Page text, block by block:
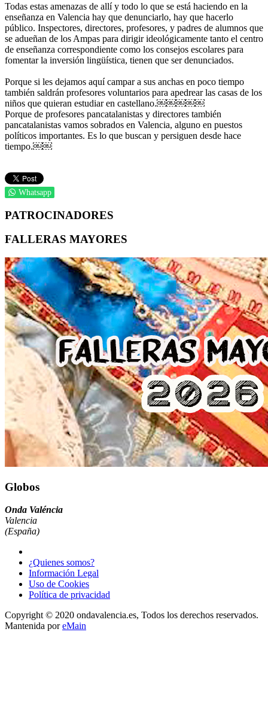
Todas estas amenazas de allí y todo lo que se está haciendo en la
enseñanza en Valencia hay que denunciarlo, hay que hacerlo
público. Inspectores, directores, profesores, y padres de alumnos que
se adueñan de los Ampas para dirigir ideológicamente tanto el centro
de enseñanza correspondiente como los consejos escolares para
fomentar la inversión lingüística, tienen que ser denunciados.
Porque si les dejamos aquí campar a sus anchas en poco tiempo
también saldrán profesores voluntarios para apedrear las casas de los
niños que quieran estudiar en castellano.￼￼￼￼￼
Porque de profesores pancatalanistas y directores también
pancatalanistas vamos sobrados en Valencia, alguno en puestos
políticos importantes. Es lo que buscan y persiguen desde hace
tiempo.￼￼
Whatsapp
PATROCINADORES
FALLERAS MAYORES
Globos
Onda Valéncia
Valencia
(España)
¿Quienes somos?
Información Legal
Uso de Cookies
Política de privacidad
Copyright © 2020 ondavalencia.es, Todos los derechos reservados.
Mantenida poreMain